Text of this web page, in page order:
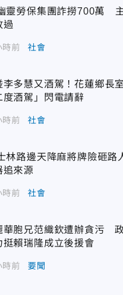
靈勞保集團詐撈700萬
過
時前 社會
李多慧又酒駕！花蓮鄉長
度酒駕」閃電請辭
時前 社會
林路邊天降麻將牌險砸
追來源
時前 社會
華胞兄范織欽遭辦貪污
挺賴瑞隆成立後援會
時前 要聞